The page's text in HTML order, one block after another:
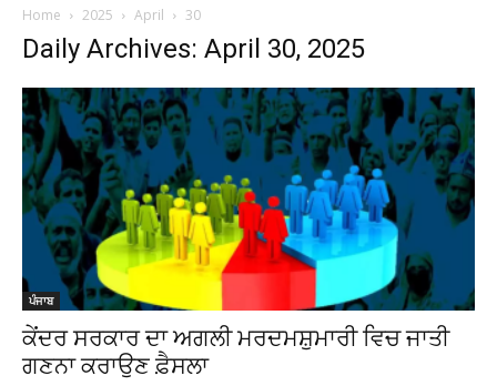
Home 2025 April 30
Daily Archives: April 30, 2025
ਪੰਜਾਬ
ਕੇਂਦਰ ਸਰਕਾਰ ਦਾ ਅਗਲੀ ਮਰਦਮਸ਼ੁਮਾਰੀ ਵਿਚ ਜਾਤੀ
ਗਣਨਾ ਕਰਾਉਣ ਫ਼ੈਸਲਾ